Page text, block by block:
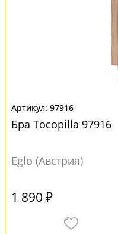
97916
Бра Tocopilla 97916
Eglo (Австрия)
1 890 ₽